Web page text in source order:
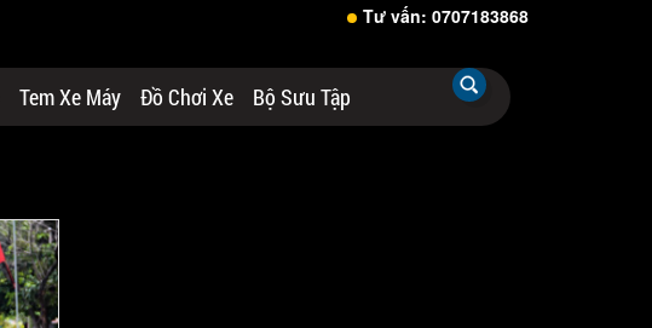
Tư vấn: 0707183868
Tem Xe Máy Đồ Chơi Xe
Bộ Sưu Tập